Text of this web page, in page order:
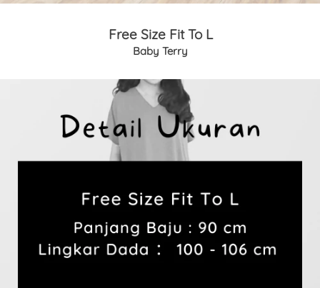
Free Size Fit To L
Baby Terry